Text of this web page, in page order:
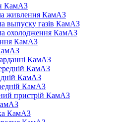
КамАЗ
живлення КамАЗ
выпуску газів КамАЗ
охолодження КамАЗ
КамАЗ
КамАЗ
КамАЗ
КамАЗ
КамАЗ
пристрій КамАЗ
КамАЗ